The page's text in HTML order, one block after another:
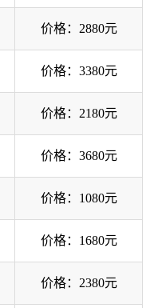
价格：2880元
价格：3380元
价格：2180元
价格：3680元
价格：1080元
价格：1680元
价格：2380元